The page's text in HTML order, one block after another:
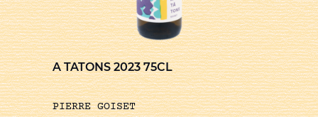
A TATONS 2023 75CL
PIERRE GOISET